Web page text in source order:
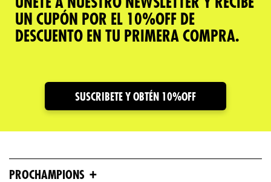
Tu nombre
Escribe un comentario
UN CUPÓN POR EL 10%OFF DE
DESCUENTO EN TU PRIMERA COMPRA.
SUSCRIBETE Y OBTÉN 10%OFF
PROCHAMPIONS +